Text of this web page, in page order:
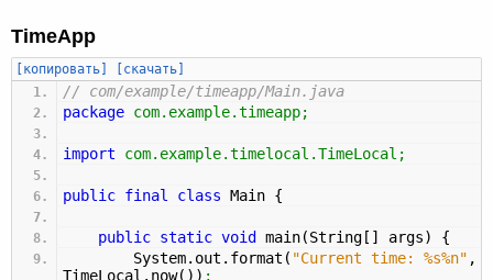
TimeApp
[копировать] [скачать]
// com/example/timeapp/Main.java
package com.example.timeapp;
import com.example.timelocal.TimeLocal ;
public final class Main {
public static void main(String [ ] args)
{
System. out . format ( "Current time: %s%n" ,
TimeLocal. now( ) ) ;